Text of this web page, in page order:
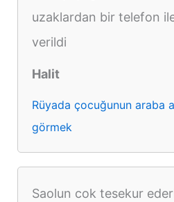
uzaklardan bir telefon
verildi
Halit
Rüyada çocuğunun araba
görmek
Saolun cok tesekur